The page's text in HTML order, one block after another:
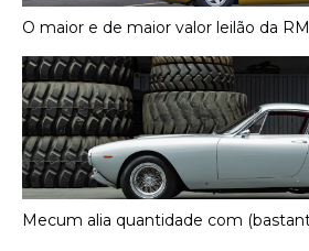
O maior e de maior valor leilão da
Mecum alia quantidade com